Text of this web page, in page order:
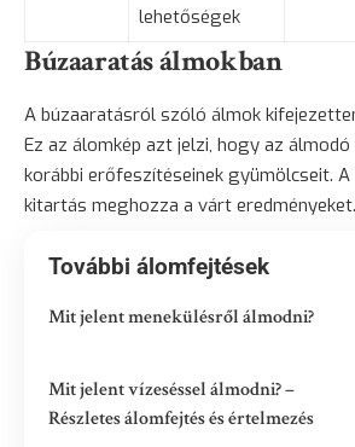
lehetőségek
Búzaaratás álmokban
A búzaaratásról szóló álmok
Ez az álomkép azt jelzi, hogy az
korábbi erőfeszítéseinek gyümölcseit. A
kitartás meghozza a várt eredményeket.
További álomfejtések
Mit jelent menekülésről álmodni?
Mit jelent vízeséssel álmodni? –
Részletes álomfejtés és értelmezés